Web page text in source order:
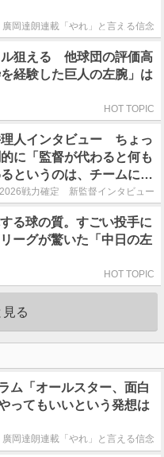
廣岡達朗連載「やれ」と言える信念
ル狙える 他球団の評価高
経験した巨人の左腕」は
HOT TOPIC
人インタビュー ちょっ
に「監督が代わると何も
というのは、チームにと
いことなんです」
2026戦力確定 新監督インタビュー
する球の質。すごい投手に
ーグが驚いた「中日の左
HOT TOPIC
見る
ム「オールスター、面白
ってもいいという発想は
廣岡達朗連載「やれ」と言える信念